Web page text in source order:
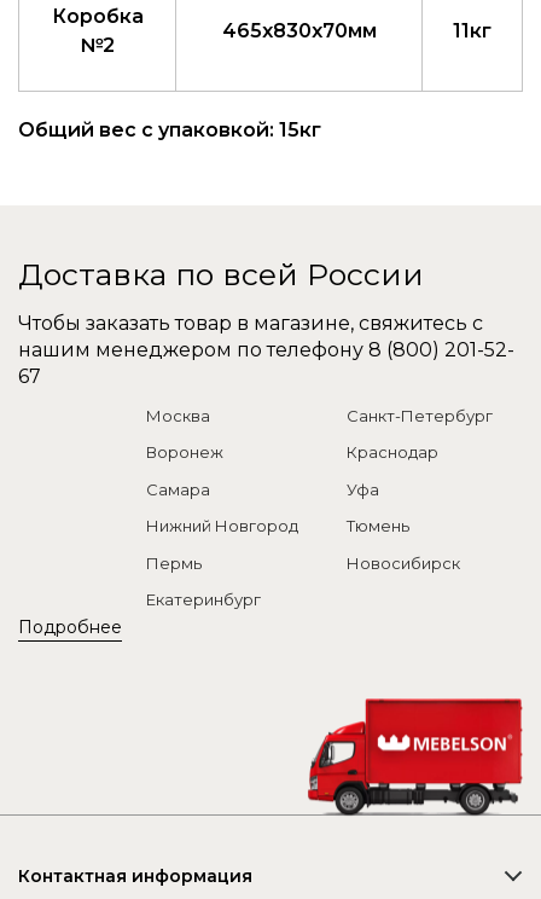
Коробка
№2
465x830x70мм 11кг
Общий вес с упаковкой: 15кг
Доставка по всей России
Чтобы заказать товар в магазине, свяжитесь с
нашим менеджером по телефону 8 (800) 201-52-
67
Подробнее
Москва
Санкт-Петербург
Воронеж
Краснодар
Самара
Уфа
Нижний Новгород
Тюмень
Пермь
Новосибирск
Екатеринбург
Контактная информация